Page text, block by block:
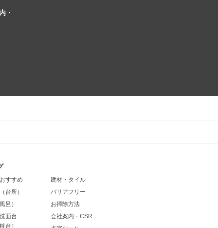
・
すすめ
台所）
呂）
面台
台）
建材・タイル
バリアフリー
お掃除方法
会社案内・CSR